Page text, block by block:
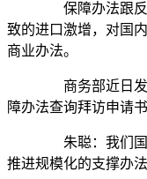
保障办法跟反
致的进口激增，对国
商业办法。
商务部近日发
障办法查询拜访申请
朱聪：我们国
推进规模化的支撑办